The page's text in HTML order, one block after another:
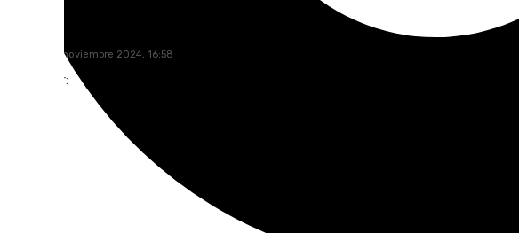
sábado, 30 noviembre 2024, 16:58
Compartir: